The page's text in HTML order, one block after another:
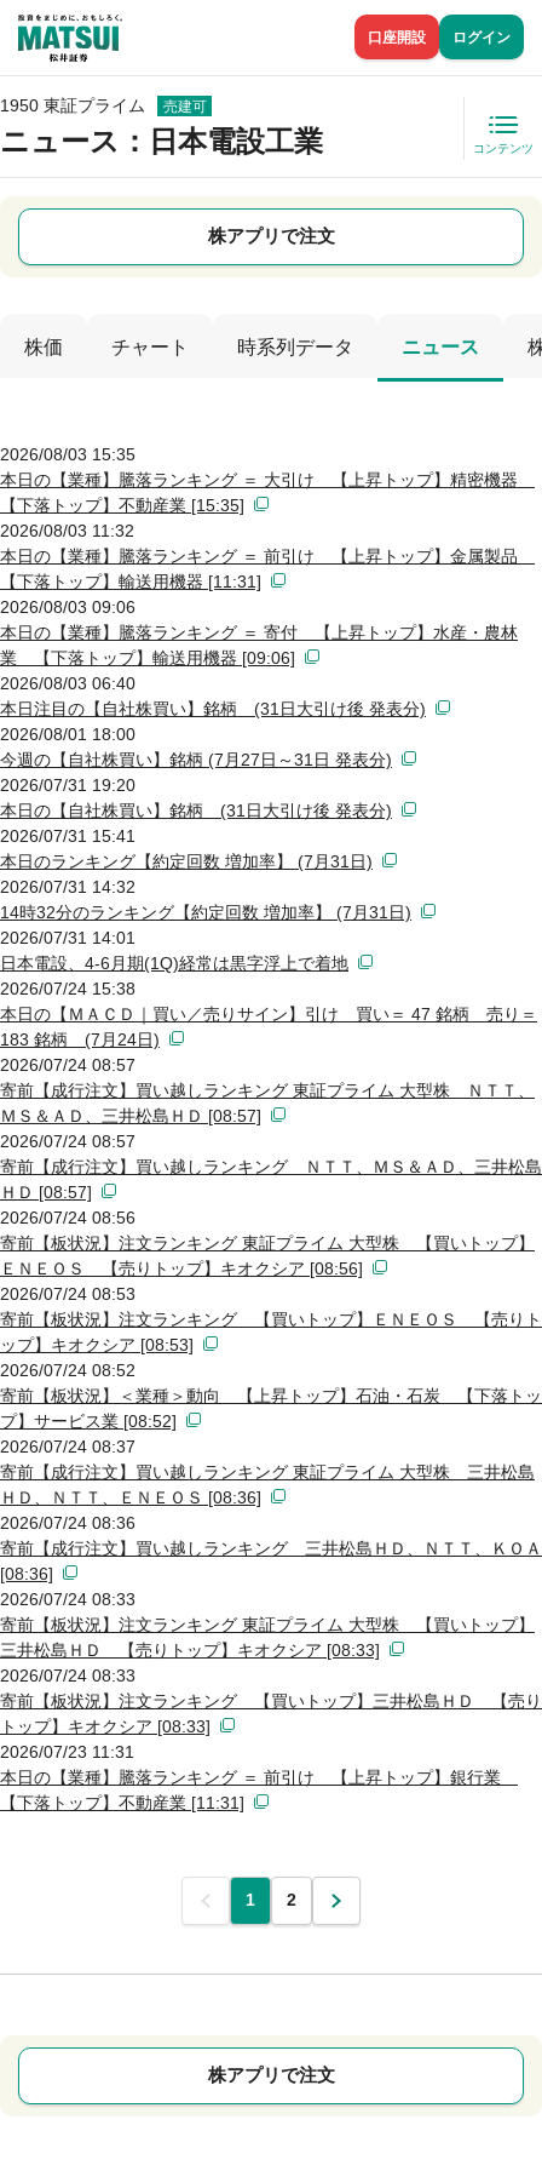
口座開設 ログイン
1950 東証プライム 売建可
ニュース ：日本電設工業 コンテンツ
株アプリで注文
株価 チャート 時系列データ ニュース
2026/08/03 15:35
本日の【業種】騰落ランキング ＝ 大引け 【上昇トップ】精密機器
【下落トップ】不動産業 [15:35]
2026/08/03 11:32
本日の【業種】騰落ランキング ＝ 前引け 【上昇トップ】金属製品
【下落トップ】輸送用機器 [11:31]
2026/08/03 09:06
本日の【業種】騰落ランキング ＝ 寄付 【上昇トップ】水産・農林
業 【下落トップ】輸送用機器 [09:06]
2026/08/03 06:40
本日注目の【自社株買い】銘柄 (31日大引け後 発表分)
2026/08/01 18:00
今週の【自社株買い】銘柄 (7月27日～31日 発表分)
2026/07/31 19:20
本日の【自社株買い】銘柄 (31日大引け後 発表分)
2026/07/31 15:41
本日のランキング【約定回数 増加率】 (7月31日)
2026/07/31 14:32
14時32分のランキング【約定回数 増加率】 (7月31日)
2026/07/31 14:01
日本電設、4-6月期(1Q)経常は黒字浮上で着地
2026/07/24 15:38
本日の【ＭＡＣＤ｜買い／売りサイン】引け 買い＝ 47 銘柄 売り＝
183 銘柄 (7月24日)
2026/07/24 08:57
寄前【成行注文】買い越しランキング 東証プライム 大型株 ＮＴＴ、
ＭＳ＆ＡＤ、三井松島ＨＤ [08:57]
2026/07/24 08:57
寄前【成行注文】買い越しランキング ＮＴＴ、ＭＳ＆ＡＤ、三井松島
ＨＤ [08:57]
2026/07/24 08:56
寄前【板状況】注文ランキング 東証プライム 大型株 【買いトップ】
ＥＮＥＯＳ 【売りトップ】キオクシア [08:56]
2026/07/24 08:53
寄前【板状況】注文ランキング 【買いトップ】ＥＮＥＯＳ 【売りト
ップ】キオクシア [08:53]
2026/07/24 08:52
寄前【板状況】＜業種＞動向 【上昇トップ】石油・石炭 【下落トッ
プ】サービス業 [08:52]
2026/07/24 08:37
寄前【成行注文】買い越しランキング 東証プライム 大型株 三井松島
ＨＤ、ＮＴＴ、ＥＮＥＯＳ [08:36]
2026/07/24 08:36
寄前【成行注文】買い越しランキング 三井松島ＨＤ、ＮＴＴ、ＫＯＡ
[08:36]
2026/07/24 08:33
寄前【板状況】注文ランキング 東証プライム 大型株 【買いトップ】
三井松島ＨＤ 【売りトップ】キオクシア [08:33]
2026/07/24 08:33
寄前【板状況】注文ランキング 【買いトップ】三井松島ＨＤ 【売り
トップ】キオクシア [08:33]
2026/07/23 11:31
本日の【業種】騰落ランキング ＝ 前引け 【上昇トップ】銀行業
【下落トップ】不動産業 [11:31]
前 1 2 次
株アプリで注文